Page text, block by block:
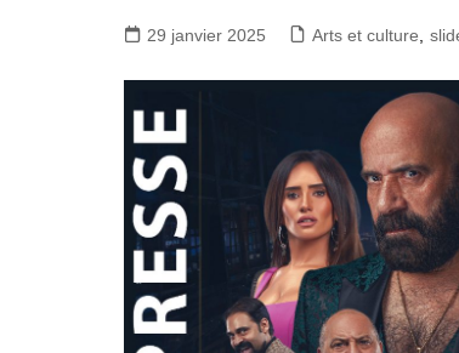
29 janvier 2025 Arts et culture